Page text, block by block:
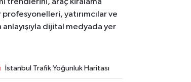
trendlerini, araç kiralama
yatırımcılar ve
dijital medyada yer
İstanbul Trafik Yoğunluk Haritası